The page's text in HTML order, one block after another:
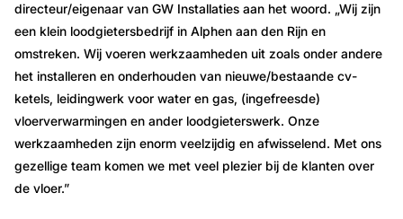
directeur/eigenaar van GW Installaties aan het woord. „Wij zijn
een klein loodgietersbedrijf in Alphen aan den Rijn en
omstreken. Wij voeren werkzaamheden uit zoals onder andere
het installeren en onderhouden van nieuwe/bestaande cv-
ketels, leidingwerk voor water en gas, (ingefreesde)
vloerverwarmingen en ander loodgieterswerk. Onze
werkzaamheden zijn enorm veelzijdig en afwisselend. Met ons
gezellige team komen we met veel plezier bij de klanten over
de vloer.”